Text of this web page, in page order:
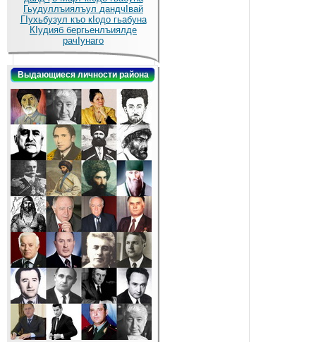
Гьудуллъиялъул дандчIвай
ГIухьбузул къо кIодо гьабуна
КIудияб бергьенлъиялде
рачIунаго
Выдающиеся личности района